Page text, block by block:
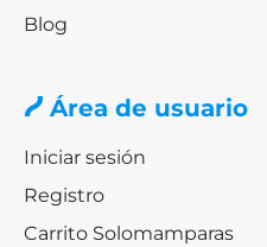
Blog
Área de usuario
Iniciar sesión
Registro
Carrito Solomamparas